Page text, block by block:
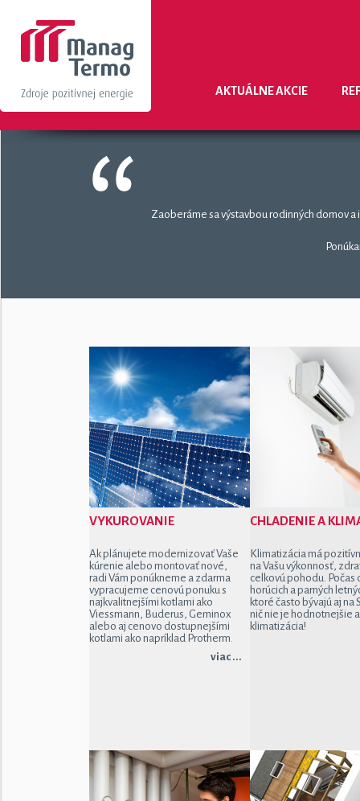
AKTUÁLNE AKCIE
Zaoberáme sa výstavbou rodinných domov
VYKUROVANIE
Ak plánujete modernizovať Vaše
kúrenie alebo montovať nové,
radi Vám ponúkneme a zdarma
vypracujeme cenovú ponuku s
najkvalitnejšími kotlami ako
Viessmann, Buderus, Geminox
alebo aj cenovo dostupnejšími
kotlami ako napríklad Protherm.
viac ...
CHLADENIE A
Klimatizácia má
na Vašu výkonnosť,
celkovú pohodu. Počas
horúcich a parných
ktoré často bývajú aj na
nič nie je hodnotnejšie
klimatizácia!